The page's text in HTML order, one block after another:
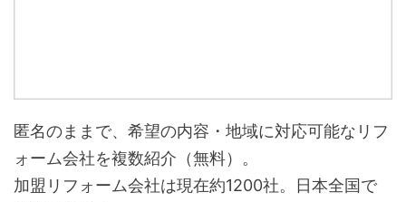
匿名のままで、希望の内容・地域に対応可能なリフ
ォーム会社を複数紹介（無料）。
加盟リフォーム会社は現在約1200社。日本全国で